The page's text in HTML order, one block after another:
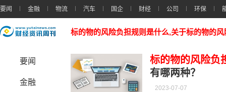
要闻 金融 物流 汽车 国企 财经 公司 环保
要闻
金融
标的物的风险负担规则是什么,关于标的物的
标的物的风险负
有哪两种？
2023-07-07